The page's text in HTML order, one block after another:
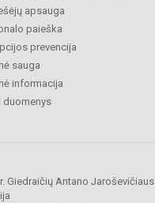
apsauga
paieška
prevencija
sauga
informacija
duomenys
Giedraičių Antano Jaroševičiaus